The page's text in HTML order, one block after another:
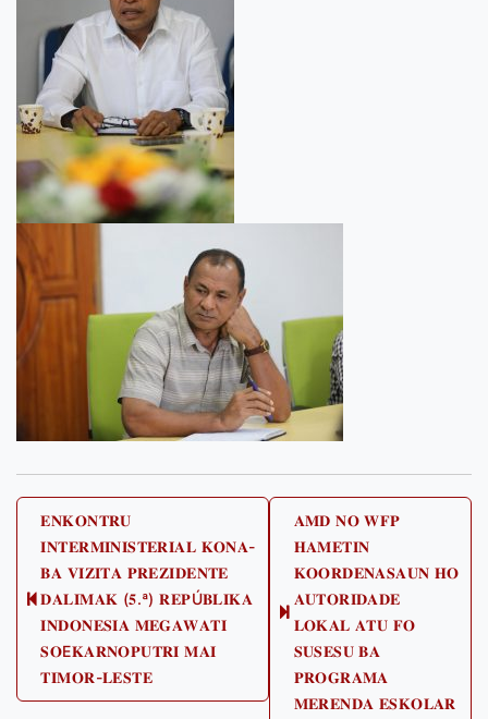
Post
navigation
Previous
post:
𝐄𝐍𝐊𝐎𝐍𝐓𝐑𝐔
𝐈𝐍𝐓𝐄𝐑𝐌𝐈𝐍𝐈𝐒𝐓𝐄𝐑𝐈𝐀𝐋 𝐊𝐎𝐍𝐀-
𝐁𝐀 𝐕𝐈𝐙𝐈𝐓𝐀 𝐏𝐑𝐄𝐙𝐈𝐃𝐄𝐍𝐓𝐄
𝐃𝐀𝐋𝐈𝐌𝐀𝐊 (𝟓.ª) 𝐑𝐄𝐏Ú𝐁𝐋𝐈𝐊𝐀
𝐈𝐍𝐃𝐎𝐍𝐄𝐒𝐈𝐀 𝐌𝐄𝐆𝐀𝐖𝐀𝐓𝐈
𝐒𝐎E𝐊𝐀𝐑𝐍𝐎𝐏𝐔𝐓𝐑𝐈 𝐌𝐀𝐈
𝐓𝐈𝐌𝐎𝐑-𝐋𝐄𝐒𝐓𝐄
Next
post:
𝐀𝐌𝐃 𝐍𝐎 𝐖𝐅𝐏
𝐇𝐀𝐌𝐄𝐓𝐈𝐍
𝐊𝐎𝐎𝐑𝐃𝐄𝐍𝐀𝐒𝐀𝐔𝐍 𝐇𝐎
𝐀𝐔𝐓𝐎𝐑𝐈𝐃𝐀𝐃𝐄
𝐋𝐎𝐊𝐀𝐋 𝐀𝐓𝐔 𝐅𝐎
𝐒𝐔𝐒𝐄𝐒𝐔 𝐁𝐀
𝐏𝐑𝐎𝐆𝐑𝐀𝐌𝐀
𝐌𝐄𝐑𝐄𝐍𝐃𝐀 𝐄𝐒𝐊𝐎𝐋𝐀𝐑